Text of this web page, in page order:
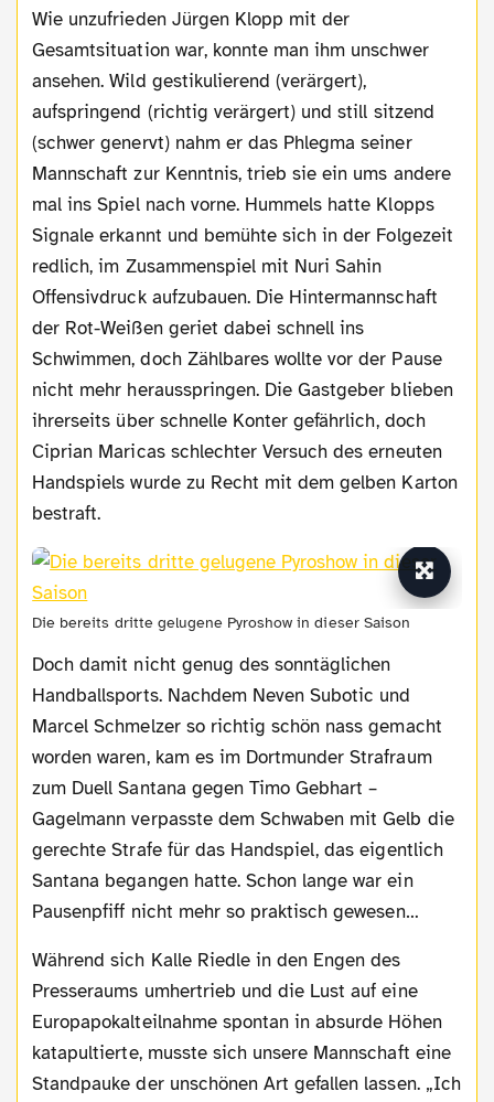
Wie unzufrieden Jürgen Klopp mit der
Gesamtsituation war, konnte man ihm unschwer
ansehen. Wild gestikulierend (verärgert),
aufspringend (richtig verärgert) und still sitzend
(schwer genervt) nahm er das Phlegma seiner
Mannschaft zur Kenntnis, trieb sie ein ums andere
mal ins Spiel nach vorne. Hummels hatte Klopps
Signale erkannt und bemühte sich in der Folgezeit
redlich, im Zusammenspiel mit Nuri Sahin
Offensivdruck aufzubauen. Die Hintermannschaft
der Rot-Weißen geriet dabei schnell ins
Schwimmen, doch Zählbares wollte vor der Pause
nicht mehr herausspringen. Die Gastgeber blieben
ihrerseits über schnelle Konter gefährlich, doch
Ciprian Maricas schlechter Versuch des erneuten
Handspiels wurde zu Recht mit dem gelben Karton
bestraft.
Die bereits dritte gelugene Pyroshow in dieser Saison
Doch damit nicht genug des sonntäglichen
Handballsports. Nachdem Neven Subotic und
Marcel Schmelzer so richtig schön nass gemacht
worden waren, kam es im Dortmunder Strafraum
zum Duell Santana gegen Timo Gebhart –
Gagelmann verpasste dem Schwaben mit Gelb die
gerechte Strafe für das Handspiel, das eigentlich
Santana begangen hatte. Schon lange war ein
Pausenpfiff nicht mehr so praktisch gewesen…
Während sich Kalle Riedle in den Engen des
Presseraums umhertrieb und die Lust auf eine
Europapokalteilnahme spontan in absurde Höhen
katapultierte, musste sich unsere Mannschaft eine
Standpauke der unschönen Art gefallen lassen. „Ich